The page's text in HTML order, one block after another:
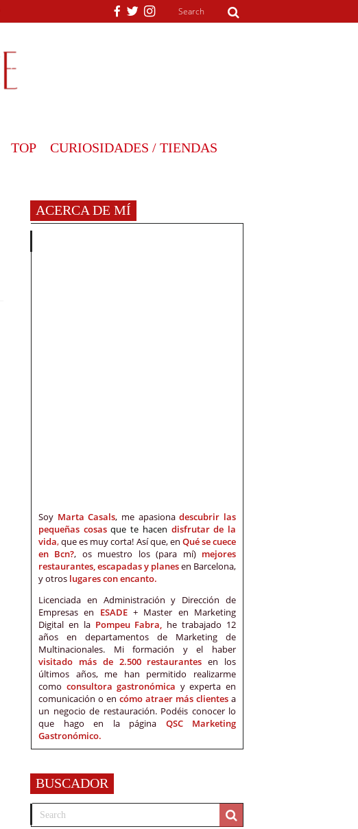
TOP CURIOSIDADES / TIENDAS
ACERCA DE MÍ
Soy Marta Casals, me apasionadescubrir las
pequeñas cosasque te hacen disfrutar de la
vida,que es muy corta! Así que, en Qué se cuece
en Bcn?, os muestro los (para mí) mejores
restaurantes, escapadas y planesen Barcelona,
y otros lugares con encanto.
Licenciada en Administración y Dirección de
Empresas en ESADE+ Master en Marketing
Digital en la Pompeu Fabra, he trabajado 12
años en departamentos de Marketing de
Multinacionales. Mi formación y el haber
visitado más de 2.500 restaurantes en los
últimos años, me han permitido realizarme
como consultora gastronómica y experta en
comunicación o en cómo atraer más clientes a
un negocio de restauración. Podéis conocer lo
que hago en la página QSC Marketing
Gastronómico.
BUSCADOR